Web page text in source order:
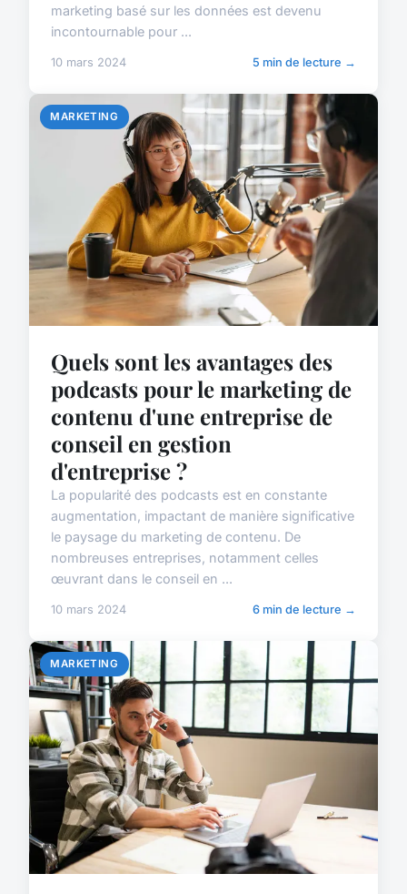
marketing basé sur les données est devenu
incontournable pour ...
10 mars 2024 5 min de lecture →
MARKETING
Quels sont les avantages des
podcasts pour le marketing de
contenu d'une entreprise de
conseil en gestion
d'entreprise ?
La popularité des podcasts est en constante
augmentation, impactant de manière significative
le paysage du marketing de contenu. De
nombreuses entreprises, notamment celles
œuvrant dans le conseil en ...
10 mars 2024 6 min de lecture →
MARKETING